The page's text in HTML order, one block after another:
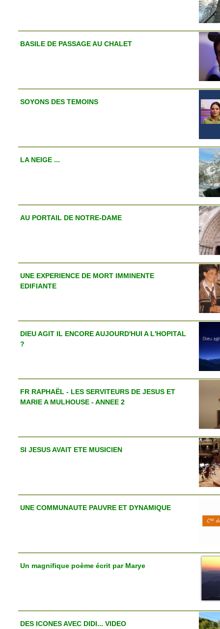
BASILE DE PASSAGE AU CHALET
SOYONS DES TEMOINS
LA NEIGE ...
AU PORTAIL DE NOTRE-DAME
UNE EXPERIENCE DE MORT IMMINENTE
EDIFIANTE
DIEU AGIT IL ENCORE AUJOURD'HUI A L'HOPITAL
?
FR RAPHAËL - LES SERVITEURS DE JESUS ET
MARIE A MULHOUSE - ANNEE 2
SI JESUS AVAIT ETE MUSICIEN
UNE COMMUNAUTE PAUVRE ET DYNAMIQUE
Un magnifique poème écrit par Marye
DES ICONES AVEC DIDI... VIDEO